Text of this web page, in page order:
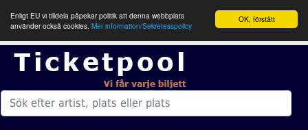
OK, förstått
Enligt EU vi tilldela påpekar politik att denna webbplats
använder också cookies. Mer information/Sekretesspolicy